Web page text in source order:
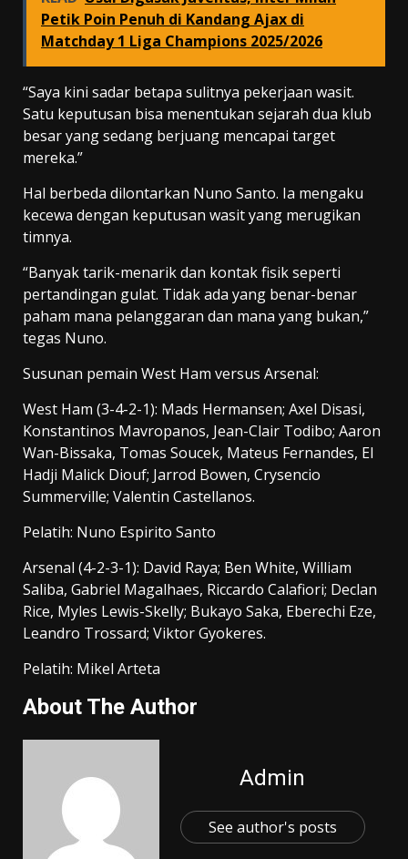
Petik Poin Penuh di Kandang Ajax di
Matchday 1 Liga Champions 2025/2026
“Saya kini sadar betapa sulitnya pekerjaan wasit.
Satu keputusan bisa menentukan sejarah dua klub
besar yang sedang berjuang mencapai target
mereka.”
Hal berbeda dilontarkan Nuno Santo. Ia mengaku
kecewa dengan keputusan wasit yang merugikan
timnya.
“Banyak tarik-menarik dan kontak fisik seperti
pertandingan gulat. Tidak ada yang benar-benar
paham mana pelanggaran dan mana yang bukan,”
tegas Nuno.
Susunan pemain West Ham versus Arsenal:
West Ham (3-4-2-1): Mads Hermansen; Axel Disasi,
Konstantinos Mavropanos, Jean-Clair Todibo; Aaron
Wan-Bissaka, Tomas Soucek, Mateus Fernandes, El
Hadji Malick Diouf; Jarrod Bowen, Crysencio
Summerville; Valentin Castellanos.
Pelatih: Nuno Espirito Santo
Arsenal (4-2-3-1): David Raya; Ben White, William
Saliba, Gabriel Magalhaes, Riccardo Calafiori; Declan
Rice, Myles Lewis-Skelly; Bukayo Saka, Eberechi Eze,
Leandro Trossard; Viktor Gyokeres.
Pelatih: Mikel Arteta
About The Author
Admin
See author's posts